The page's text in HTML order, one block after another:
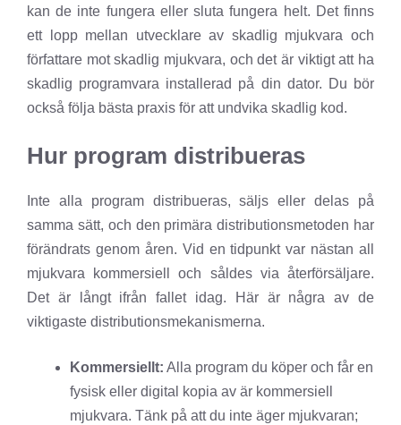
kan de inte fungera eller sluta fungera helt. Det finns
ett lopp mellan utvecklare av skadlig mjukvara och
författare mot skadlig mjukvara, och det är viktigt att ha
skadlig programvara installerad på din dator. Du bör
också följa bästa praxis för att undvika skadlig kod.
Hur program distribueras
Inte alla program distribueras, säljs eller delas på
samma sätt, och den primära distributionsmetoden har
förändrats genom åren. Vid en tidpunkt var nästan all
mjukvara kommersiell och såldes via återförsäljare.
Det är långt ifrån fallet idag. Här är några av de
viktigaste distributionsmekanismerna.
Kommersiellt: Alla program du köper och får en
fysisk eller digital kopia av är kommersiell
mjukvara. Tänk på att du inte äger mjukvaran;